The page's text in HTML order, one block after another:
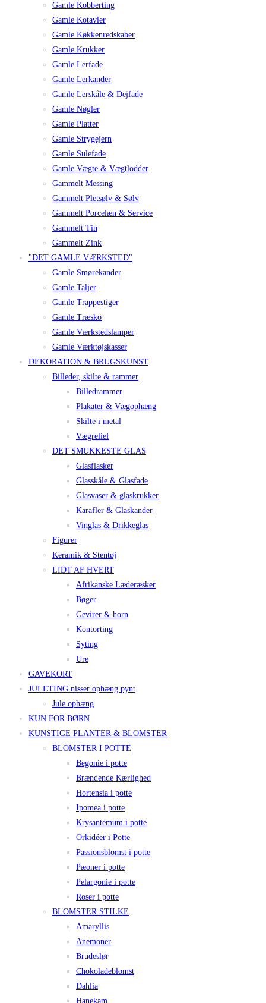
Gamle Kobberting
Gamle Kotavler
Gamle Køkkenredskaber
Gamle Krukker
Gamle Lerfade
Gamle Lerkander
Gamle Lerskåle & Dejfade
Gamle Nøgler
Gamle Platter
Gamle Strygejern
Gamle Sulefade
Gamle Vægte & Vægtlodder
Gammelt Messing
Gammelt Pletsølv & Sølv
Gammelt Porcelæn & Service
Gammelt Tin
Gammelt Zink
"DET GAMLE VÆRKSTED"
Gamle Smørekander
Gamle Taljer
Gamle Trappestiger
Gamle Træsko
Gamle Værkstedslamper
Gamle Værktøjskasser
DEKORATION & BRUGSKUNST
Billeder, skilte & rammer
Billedrammer
Plakater & Vægophæng
Skilte i metal
Vægrelief
DET SMUKKESTE GLAS
Glasflasker
Glasskåle & Glasfade
Glasvaser & glaskrukker
Karafler & Glaskander
Vinglas & Drikkeglas
Figurer
Keramik & Stentøj
LIDT AF HVERT
Afrikanske Læderæsker
Bøger
Gevirer & horn
Kontorting
Syting
Ure
GAVEKORT
JULETING nisser ophæng pynt
Jule ophæng
KUN FOR BØRN
KUNSTIGE PLANTER & BLOMSTER
BLOMSTER I POTTE
Begonie i potte
Brændende Kærlighed
Hortensia i potte
Ipomea i potte
Krysantemum i potte
Orkidéer i Potte
Passionsblomst i potte
Pæoner i potte
Pelargonie i potte
Roser i potte
BLOMSTER STILKE
Amaryllis
Anemoner
Brudeslør
Chokoladeblomst
Dahlia
Hanekam